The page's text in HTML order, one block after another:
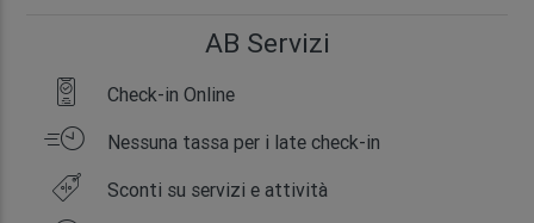
AB Servizi
Check-in Online
Nessuna tassa per i late check-in
Sconti su servizi e attività